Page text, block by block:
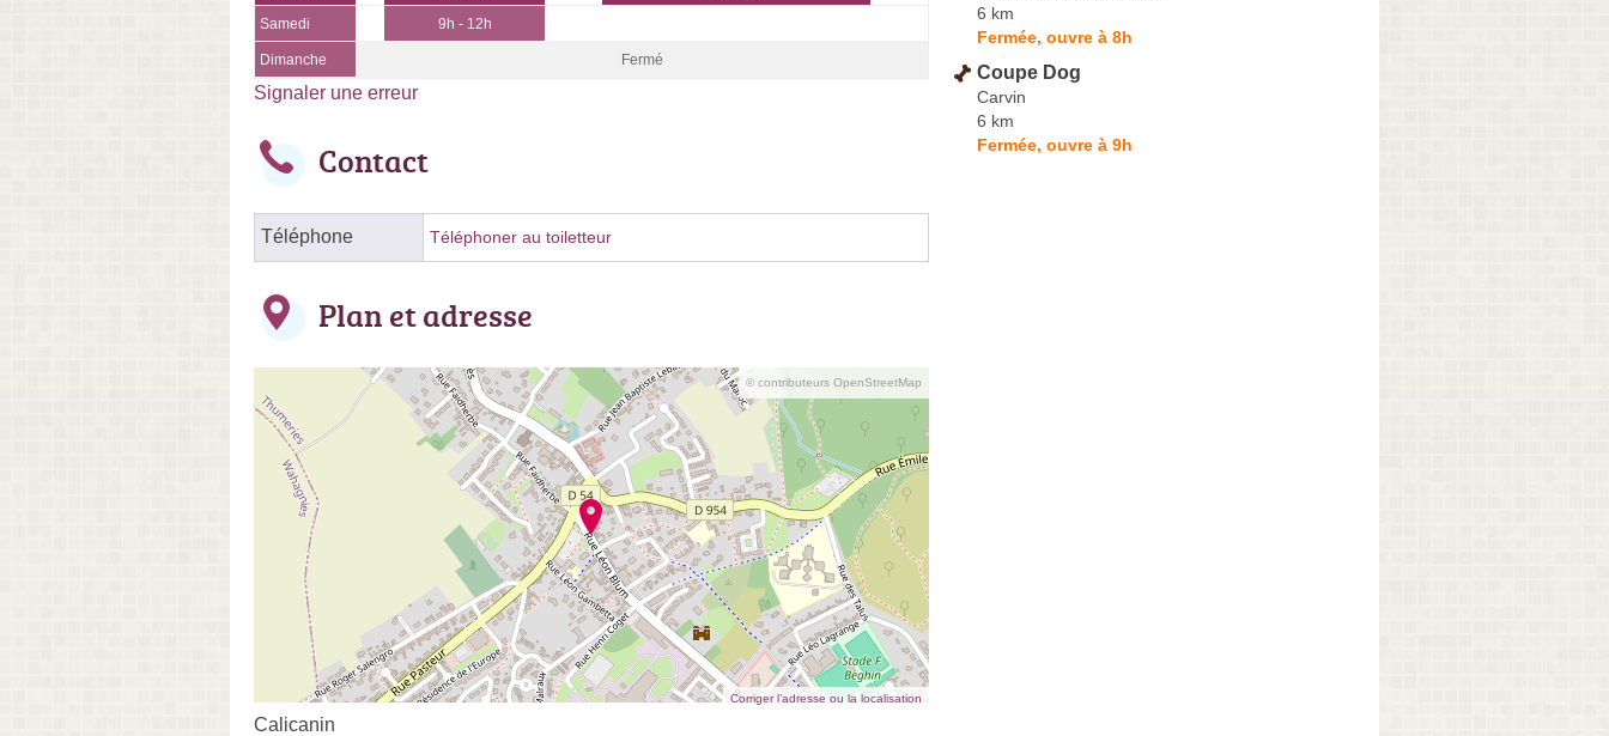
Samedi 9h - 12h
Dimanche Fermé
Signaler une erreur
Contact
Téléphone Téléphoner au toiletteur
Plan et adresse
© contributeurs OpenStreetMap
Corriger l’adresse ou la localisation
Calicanin
6 km
Fermée, ouvre à 8h
Coupe Dog
Carvin
6 km
Fermée, ouvre à 9h